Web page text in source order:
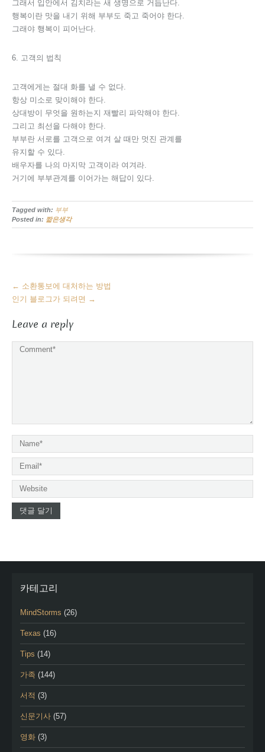
그래서 입안에서 김치라는 새 생명으로 거듭난다.
행복이란 맛을 내기 위해 부부도 죽고 죽어야 한다.
그래야 행복이 피어난다.
6. 고객의 법칙
고객에게는 절대 화를 낼 수 없다.
항상 미소로 맞이해야 한다.
상대방이 무엇을 원하는지 재빨리 파악해야 한다.
그리고 최선을 다해야 한다.
부부란 서로를 고객으로 여겨 살 때만 멋진 관계를
유지할 수 있다.
배우자를 나의 마지막 고객이라 여겨라.
거기에 부부관계를 이어가는 해답이 있다.
Tagged with: 부부
Posted in: 짧은생각
More
Articles
← 소환통보에 대처하는 방법
인기 블로그가 되려면 →
Leave a reply
카테고리
MindStorms (26)
Texas (16)
Tips (14)
가족 (144)
서적 (3)
신문기사 (57)
영화 (3)